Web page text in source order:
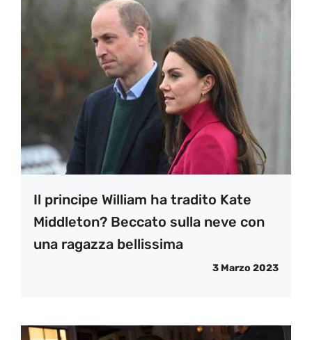
Il principe William ha tradito Kate
Middleton? Beccato sulla neve con
una ragazza bellissima
3 Marzo 2023